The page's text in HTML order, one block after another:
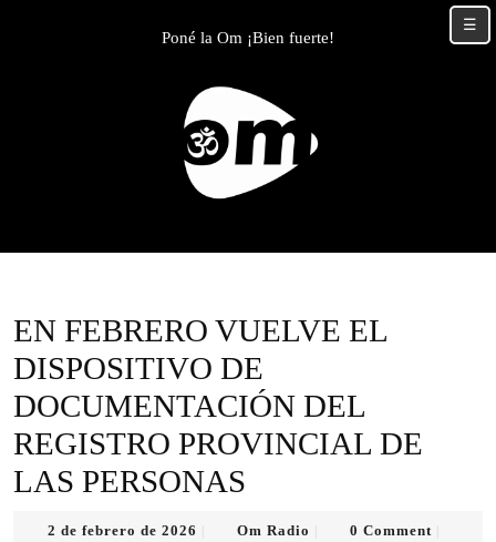
Poné la Om ¡Bien fuerte!
EN FEBRERO VUELVE EL
DISPOSITIVO DE
DOCUMENTACIÓN DEL
REGISTRO PROVINCIAL DE
LAS PERSONAS
2 de febrero de 2026 Om Radio 0 Comment
☰